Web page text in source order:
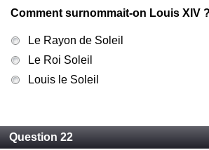
Comment surnommait-on Louis XIV
Le Rayon de Soleil
Le Roi Soleil
Louis le Soleil
Question 22